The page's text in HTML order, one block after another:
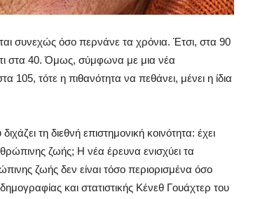
συνεχώς όσο περνάνε τα χρόνια. Έτσι, στα 90
στα 40. Όμως, σύμφωνα με μια νέα
105, τότε η πιθανότητα να πεθάνει, μένει η ίδια
τη διεθνή επιστημονική κοινότητα: έχει
ζωής; Η νέα έρευνα ενισχύει τα
ζωής δεν είναι τόσο περιορισμένα όσο
και στατιστικής Κένεθ Γουάχτερ του